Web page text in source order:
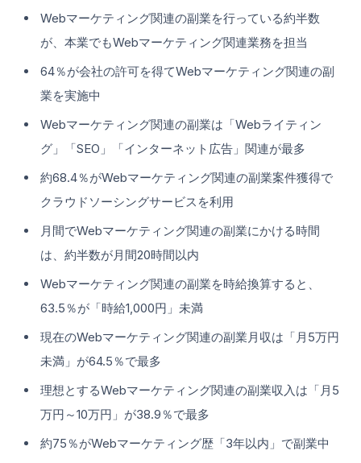
Webマーケティング関連の副業を行っている約半数
が、本業でもWebマーケティング関連業務を担当
64％が会社の許可を得てWebマーケティング関連の副
業を実施中
Webマーケティング関連の副業は「Webライティン
グ」「SEO」「インターネット広告」関連が最多
約68.4％がWebマーケティング関連の副業案件獲得で
クラウドソーシングサービスを利用
月間でWebマーケティング関連の副業にかける時間
は、約半数が月間20時間以内
Webマーケティング関連の副業を時給換算すると、
63.5％が「時給1,000円」未満
現在のWebマーケティング関連の副業月収は「月5万円
未満」が64.5％で最多
理想とするWebマーケティング関連の副業収入は「月5
万円～10万円」が38.9％で最多
約75％がWebマーケティング歴「3年以内」で副業中